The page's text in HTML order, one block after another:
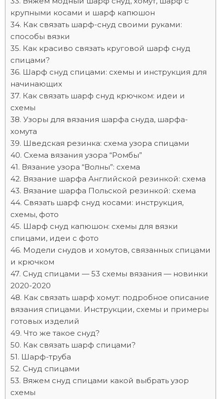
крупными косами и шарф капюшон
Как связать шарф-снуд своими руками:
способы вязки
Как красиво связать круговой шарф снуд
спицами?
Шарф снуд спицами: схемы и инструкция для
начинающих
Как связать шарф снуд крючком: идеи и
схемы
Узоры для вязания шарфа снуда, шарфа-
хомута
Шведская резинка: схема узора спицами
Схема вязания узора “Ромбы”
Вязание узора “Волны”: схема
Вязание шарфа Английской резинкой: схема
Вязание шарфа Польской резинкой: схема
Связать шарф снуд косами: инструкция,
схемы, фото
Шарф снуд капюшон: схемы для вязки
спицами, идеи с фото
Модели снудов и хомутов, связанных спицами
и крючком
Снуд спицами — 53 схемы вязания — новинки
2020-2020
Как связать шарф хомут: подробное описание
вязания спицами. Инструкции, схемы и примеры
готовых изделий
Что же такое снуд?
Как связать шарф спицами?
Шарф-труба
Снуд спицами
Вяжем снуд спицами какой выбрать узор
схемы